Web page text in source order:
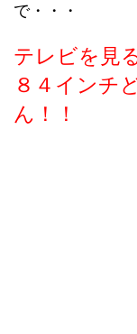
で・・・
テレビを見
８４インチ
ん！！